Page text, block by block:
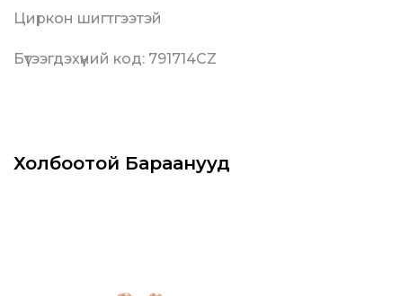
Циркон шигтгээтэй
Бүтээгдэхүүний код: 791714CZ
Холбоотой Бараанууд